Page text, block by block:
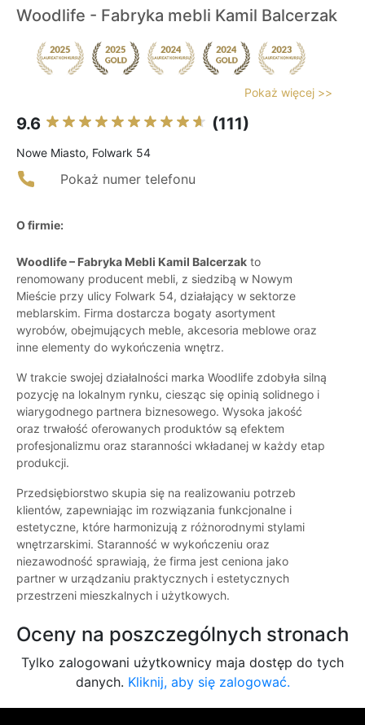
Woodlife - Fabryka mebli Kamil Balcerzak
Pokaż więcej >>
9.6 (111)
Nowe Miasto, Folwark 54
Pokaż numer telefonu
O firmie:
Woodlife – Fabryka Mebli Kamil Balcerzak to
renomowany producent mebli, z siedzibą w Nowym
Mieście przy ulicy Folwark 54, działający w sektorze
meblarskim. Firma dostarcza bogaty asortyment
wyrobów, obejmujących meble, akcesoria meblowe oraz
inne elementy do wykończenia wnętrz.
W trakcie swojej działalności marka Woodlife zdobyła silną
pozycję na lokalnym rynku, ciesząc się opinią solidnego i
wiarygodnego partnera biznesowego. Wysoka jakość
oraz trwałość oferowanych produktów są efektem
profesjonalizmu oraz staranności wkładanej w każdy etap
produkcji.
Przedsiębiorstwo skupia się na realizowaniu potrzeb
klientów, zapewniając im rozwiązania funkcjonalne i
estetyczne, które harmonizują z różnorodnymi stylami
wnętrzarskimi. Staranność w wykończeniu oraz
niezawodność sprawiają, że firma jest ceniona jako
partner w urządzaniu praktycznych i estetycznych
przestrzeni mieszkalnych i użytkowych.
Oceny na poszczególnych stronach
Tylko zalogowani użytkownicy maja dostęp do tych
danych. Kliknij, aby się zalogować.